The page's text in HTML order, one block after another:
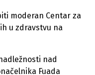
moderan Centar za
u zdravstvu na
nad
Fuada